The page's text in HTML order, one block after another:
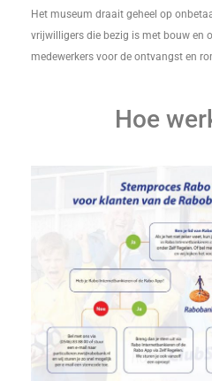
Het museum draait geheel op
vrijwilligers die bezig is met bouw en
medewerkers voor de ontvangst en
Hoe